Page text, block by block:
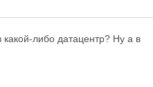
либо датацентр? Ну а в